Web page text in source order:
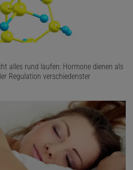
alles rund laufen: Hormone dienen als
Regulation verschiedenster